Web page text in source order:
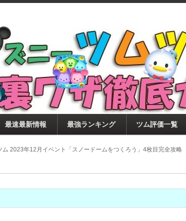
ツムツム攻略・裏ワザ徹底
手が届くツムツム攻略サイト！新ツム・イベント・ピ
供するとともに、ビンゴ・キャラ評価も丁寧に解説！
ています。
最速最新情報 最強ランキング ツム評価一覧
ム 2023年12月イベント「スノードームをつくろう」4枚目完全攻略